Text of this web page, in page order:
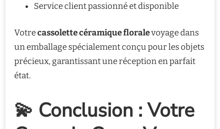
Service client passionné et disponible
Votrecassolette céramique floralevoyage dans
un emballage spécialement conçu pour les objets
précieux, garantissant une réception en parfait
état.
💫 Conclusion : Votre